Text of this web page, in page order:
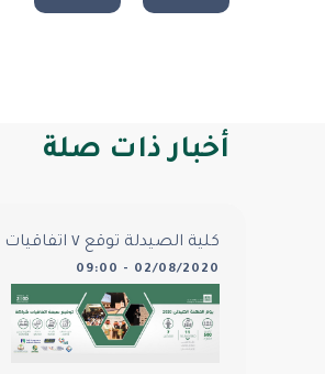
أخبار ذات صلة
كلية الصيدلة توقع ٧ اتفاقيات شراكة
02/08/2020 - 09:00